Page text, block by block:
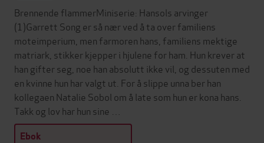
Brennende flammerMiniserie: Hansols arvinger
(1)Garrett Song er så nær ved å ta over familiens
moteimperium, men farmoren hans, familiens mektige
matriark, stikker kjepper i hjulene for ham. Hun krever at
han gifter seg, noe han absolutt ikke vil, og dessuten med
en kvinne hun har valgt ut. For å slippe unna ber han
kollegaen Natalie Sobol om å late som hun er kona hans.
Takk og lov har hun sine …
Ebok